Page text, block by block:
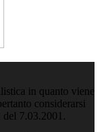
in quanto viene
considerarsi
del 7.03.2001.